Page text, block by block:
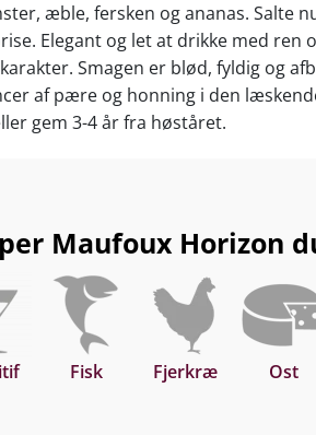
æble, fersken og ananas. Salte
Elegant og let at drikke med ren
Smagen er blød, fyldig og
af pære og honning i den
gem 3-4 år fra høståret.
Maufoux Horizon
Fisk Fjerkræ Ost